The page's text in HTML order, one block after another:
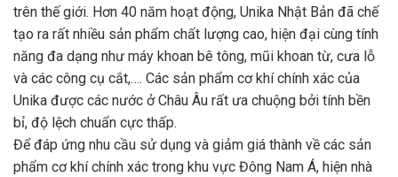
trên thế giới. Hơn 40 năm hoạt động, Unika Nhật Bản đã chế
tạo ra rất nhiều sản phẩm chất lượng cao, hiện đại cùng tính
năng đa dạng như máy khoan bê tông, mũi khoan từ, cưa lỗ
và các công cụ cắt,…. Các sản phẩm cơ khí chính xác của
Unika được các nước ở Châu Âu rất ưa chuộng bởi tính bền
bỉ, độ lệch chuẩn cực thấp.
Để đáp ứng nhu cầu sử dụng và giảm giá thành về các sản
phẩm cơ khí chính xác trong khu vực Đông Nam Á, hiện nhà